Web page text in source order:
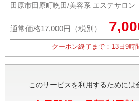
田原市田原町晩田/美容系 エステサロン
通常価格17,000円（税別）
クーポン終了まで： 13日9時
このサービスを利用するためには